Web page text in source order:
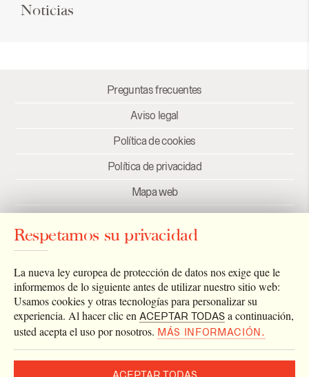
Noticias
Preguntas frecuentes
Aviso legal
Política de cookies
Política de privacidad
Mapa web
Enlaces
Newsletter
Respetamos su privacidad
La nueva ley europea de protección de datos nos exige que le
informemos de lo siguiente antes de utilizar nuestro sitio web:
Usamos cookies y otras tecnologías para personalizar su
experiencia. Al hacer clic en ACEPTAR TODAS a continuación,
usted acepta el uso por nosotros. MÁS INFORMACIÓN.